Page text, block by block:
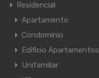
Residencial
Apartamento
Condominio
Edificio Apartamentos
Unifamiliar